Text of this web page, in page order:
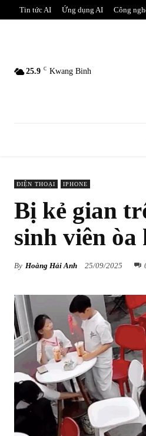
Tin tức AI Ứng dụng AI Công
25.9 C Kwang Binh
ĐIỆN THOẠI IPHONE
Bị kẻ gian
sinh viên òa
By Hoàng Hải Anh 25/09/2025